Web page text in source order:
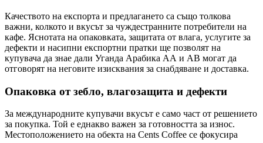
Качеството на експорта и предлагането са също толкова
важни, колкото и вкусът за чуждестранните потребители на
кафе. Яснотата на опаковката, защитата от влага, услугите за
дефекти и насипни експортни пратки ще позволят на
купувача да знае дали Уганда Арабика АА и АВ могат да
отговорят на неговите изисквания за снабдяване и доставка.
Опаковка от зебло, влагозащита и дефекти
За международните купувачи вкусът е само част от решението
за покупка. Той е еднакво важен за готовността за износ.
Местоположението на обекта на Cents Coffee се фокусира